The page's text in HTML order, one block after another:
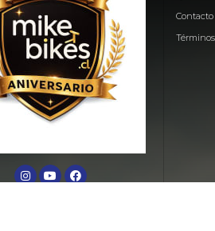
Contacto